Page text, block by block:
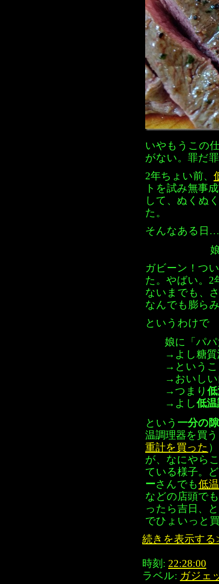
いやもうこの
がない。罪だ
2年ちょい前、
トを試み無事
して、ぬくぬ
た。
そんなある日…
ガビーン！つ
た。やばい。
ないまでも、
なんでも膨ら
というわけで
娘に「パ
→よし糖質
→というこ
→おいしい
→つまり
→よし低
という 一分の
温調理器を買
重計を買った
が、なにやら
ている様子。
ーさんでも低
などの店頭で
ったら吉日、
でひょいっと
続きを表示す
時刻: 22:28:00
ラベル: ガジェ